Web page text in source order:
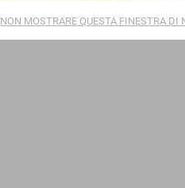
NON MOSTRARE QUESTA FINESTRA DI